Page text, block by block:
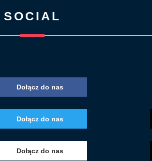
SOCIAL
Dołącz do nas
Dołącz do nas
Dołącz do nas